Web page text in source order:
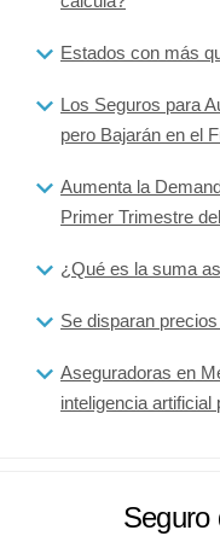
Estados con más
Los Seguros para
pero Bajarán en el
Aumenta la
Primer Trimestre
¿Qué es la suma
Se disparan
Aseguradoras en
inteligencia artificial
Seguro